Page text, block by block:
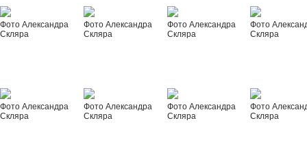
Фото Александра
Скляра
Фото Александра
Скляра
Фото Александра
Скляра
Фото
Скляра
Фото Александра
Скляра
Фото Александра
Скляра
Фото Александра
Скляра
Фото
Скляра